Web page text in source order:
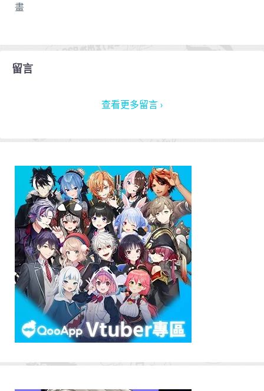
畫
留言
查看更多留言 ›